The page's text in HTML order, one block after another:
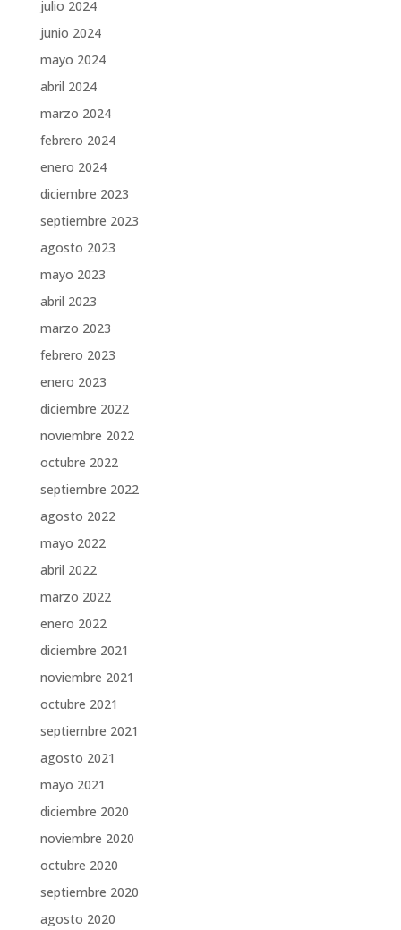
julio 2024
junio 2024
mayo 2024
abril 2024
marzo 2024
febrero 2024
enero 2024
diciembre 2023
septiembre 2023
agosto 2023
mayo 2023
abril 2023
marzo 2023
febrero 2023
enero 2023
diciembre 2022
noviembre 2022
octubre 2022
septiembre 2022
agosto 2022
mayo 2022
abril 2022
marzo 2022
enero 2022
diciembre 2021
noviembre 2021
octubre 2021
septiembre 2021
agosto 2021
mayo 2021
diciembre 2020
noviembre 2020
octubre 2020
septiembre 2020
agosto 2020